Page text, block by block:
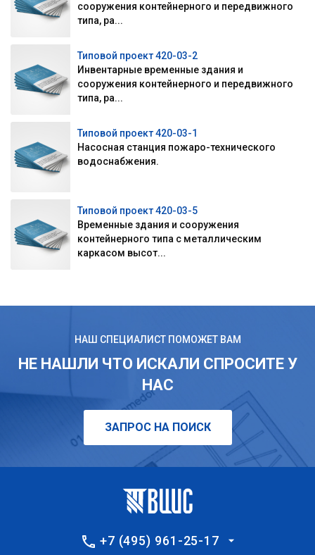
сооружения контейнерного и передвижного
типа, ра...
Типовой проект 420-03-2
Инвентарные временные здания и
сооружения контейнерного и передвижного
типа, ра...
Типовой проект 420-03-1
Насосная станция пожаро-технического
водоснабжения.
Типовой проект 420-03-5
Временные здания и сооружения
контейнерного типа с металлическим
каркасом высот...
НАШ СПЕЦИАЛИСТ ПОМОЖЕТ ВАМ
НЕ НАШЛИ ЧТО ИСКАЛИ СПРОСИТЕ У
НАС
ЗАПРОС НА ПОИСК
+7 (495) 961-25-17